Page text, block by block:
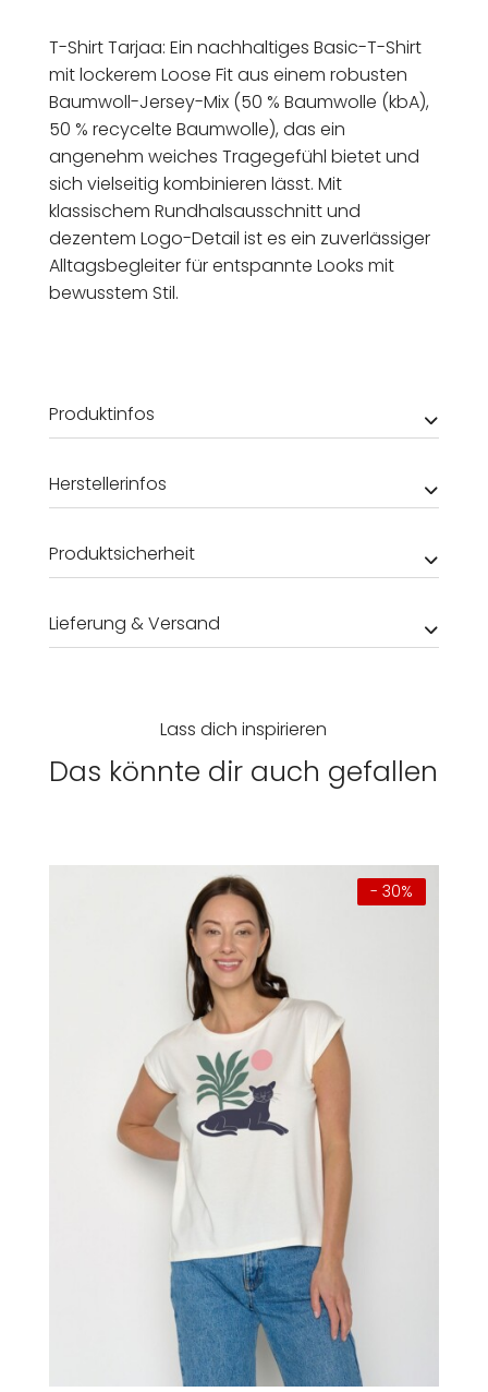
T-Shirt Tarjaa: Ein nachhaltiges Basic-T-Shirt
mit lockerem Loose Fit aus einem robusten
Baumwoll-Jersey-Mix (50 % Baumwolle (kbA),
50 % recycelte Baumwolle), das ein
angenehm weiches Tragegefühl bietet und
sich vielseitig kombinieren lässt. Mit
klassischem Rundhalsausschnitt und
dezentem Logo-Detail ist es ein zuverlässiger
Alltagsbegleiter für entspannte Looks mit
bewusstem Stil.
Produktinfos
Herstellerinfos
Produktsicherheit
Lieferung & Versand
Lass dich inspirieren
Das könnte dir auch gefallen
- 30%